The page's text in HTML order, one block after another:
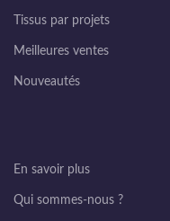
Tissus par projets
Meilleures ventes
Nouveautés
En savoir plus
Qui sommes-nous ?